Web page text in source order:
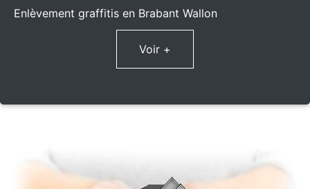
Enlèvement graffitis en Brabant Wallon
Voir +